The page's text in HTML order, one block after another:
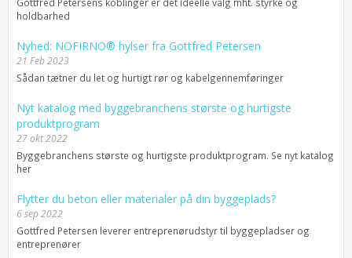
Gottfred Petersens koblinger er det ideelle valg mht. styrke og
holdbarhed
Nyhed: NOFIRNO® hylser fra Gottfred Petersen
21 Feb 2023
Sådan tætner du let og hurtigt rør og kabelgennemføringer
Nyt katalog med byggebranchens største og hurtigste
produktprogram
27 okt 2022
Byggebranchens største og hurtigste produktprogram. Se nyt katalog
her
Flytter du beton eller materialer på din byggeplads?
6 sep 2022
Gottfred Petersen leverer entreprenørudstyr til byggepladser og
entreprenører